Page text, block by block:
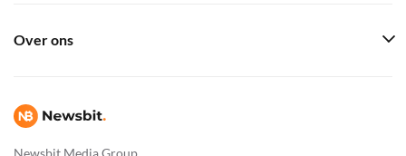
Newsbit Media Group
Over ons